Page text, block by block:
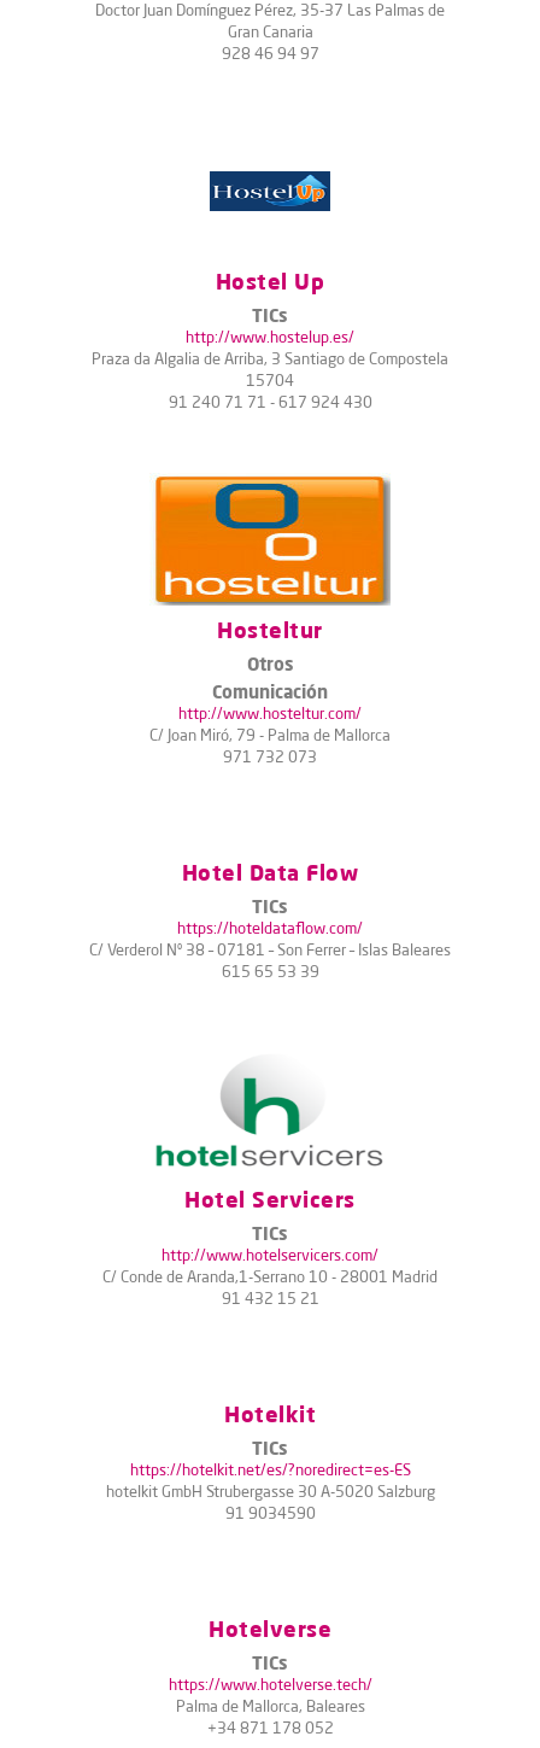
Doctor Juan Domínguez Pérez, 35-37 Las Palmas de
Gran Canaria
928 46 94 97
Hostel Up
TICs
http://www.hostelup.es/
Praza da Algalia de Arriba, 3 Santiago de Compostela
15704
91 240 71 71 - 617 924 430
Hosteltur
Otros
Comunicación
http://www.hosteltur.com/
C/ Joan Miró, 79 - Palma de Mallorca
971 732 073
Hotel Data Flow
TICs
https://hoteldataflow.com/
C/ Verderol Nº 38 – 07181 – Son Ferrer – Islas Baleares
615 65 53 39
Hotel Servicers
TICs
http://www.hotelservicers.com/
C/ Conde de Aranda,1-Serrano 10 - 28001 Madrid
91 432 15 21
Hotelkit
TICs
https://hotelkit.net/es/?noredirect=es-ES
hotelkit GmbH Strubergasse 30 A-5020 Salzburg
91 9034590
Hotelverse
TICs
https://www.hotelverse.tech/
Palma de Mallorca, Baleares
+34 871 178 052